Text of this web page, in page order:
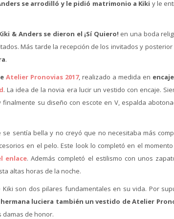
se arrodilló y le pidió matrimonio a Kiki y le
& Anders se dieron el ¡Sí Quiero! en una boda
Más tarde la recepción de los invitados y posterior
.
Atelier Pronovias 2017, realizado a medida en
. La idea de la novia era lucir un vestido con encaje.
finalmente su diseño con escote en V, espalda
sentía bella y no creyó que no necesitaba más
en el pelo. Este look lo completó en el
enlace. Además completó el estilismo con unos
altas horas de la noche.
son dos pilares fundamentales en su vida. Por
luciera también un vestido de Atelier
damas de honor.